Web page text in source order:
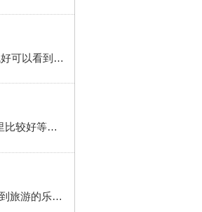
简介 想去武功山旅游的朋友可以看看我的经验，6-8月这个季节很适合去，不仅可以看到连绵不绝的草甸，而且山顶上很凉快，天气好可以看到日出和日落以及浩瀚星空。方法/步骤 1 提前看萍乡的天气预报，选择天晴的时间去，多云也勉强可以，但是一定不要选下雨天去。提前确定出行工具，高铁还是火车，近的可以考虑驾车到武功...
武功山二日游旅游攻略 简介 本文详细介绍了江西萍乡武功山2二日游怎么玩，有什么好看的特色景点行程路线该怎么安排，住宿哪里比较好等武功山旅游信息。方法/步骤 1 目录1.地理位置介绍2.景区景点介绍3.行程路线简介4.交通出行介绍5.山顶住宿选择6.出行注意事项1.地理位置介绍武功山位于江西省萍乡市芦溪县境内 2 2....
去武功山前需要准备什么 简介 武功山是萍乡著名旅游景点，夏天更是避暑的好去处，出门旅游之前需要准备充分，才能更好的体会到旅游的乐趣，接下来我将全面介绍所需物品 方法/步骤 1 看好天气，一定要天晴的时候去，提前看好萍乡的天气，最好是连续几天都是天晴的这种，以免临时容易变天。2 购票，如果是长途，可以...